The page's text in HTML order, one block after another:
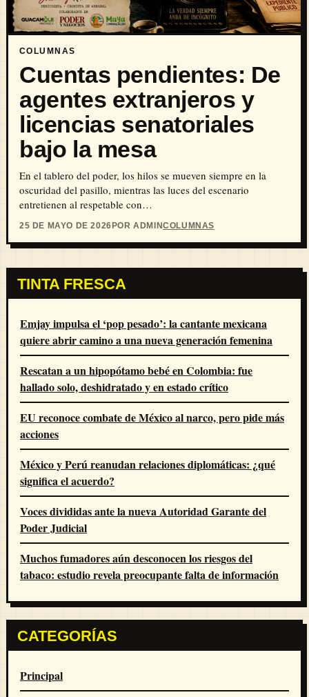
COLUMNAS
Cuentas pendientes: De
agentes extranjeros y
licencias senatoriales
bajo la mesa
En el tablero del poder, los hilos se mueven siempre en la
oscuridad del pasillo, mientras las luces del escenario
entretienen al respetable con…
25 DE MAYO DE 2026 POR ADMINCOLUMNAS
TINTA FRESCA
Emjay impulsa el ‘pop pesado’: la cantante mexicana
quiere abrir camino a una nueva generación femenina
Rescatan a un hipopótamo bebé en Colombia: fue
hallado solo, deshidratado y en estado crítico
EU reconoce combate de México al narco, pero pide más
acciones
México y Perú reanudan relaciones diplomáticas: ¿qué
significa el acuerdo?
Voces divididas ante la nueva Autoridad Garante del
Poder Judicial
Muchos fumadores aún desconocen los riesgos del
tabaco: estudio revela preocupante falta de información
CATEGORÍAS
Principal